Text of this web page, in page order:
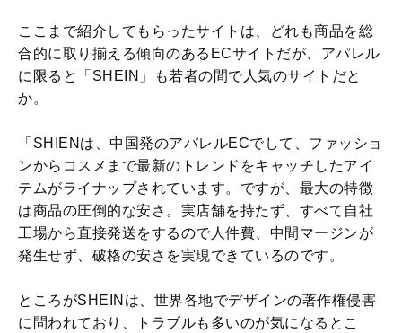
ここまで紹介してもらったサイトは、どれも商品を総
合的に取り揃える傾向のあるECサイトだが、アパレル
に限ると「SHEIN」も若者の間で人気のサイトだと
か。
「SHIENは、中国発のアパレルECでして、ファッショ
ンからコスメまで最新のトレンドをキャッチしたアイ
テムがライナップされています。ですが、最大の特徴
は商品の圧倒的な安さ。実店舗を持たず、すべて自社
工場から直接発送をするので人件費、中間マージンが
発生せず、破格の安さを実現できているのです。
ところがSHEINは、世界各地でデザインの著作権侵害
に問われており、トラブルも多いのが気になるとこ